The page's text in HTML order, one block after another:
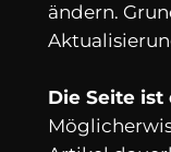
ändern.
Die Seite